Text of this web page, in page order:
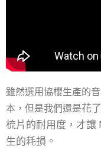
雖然選用協櫻生產的
本，但是我們還是花
梳片的耐用度，才
生的耗損。